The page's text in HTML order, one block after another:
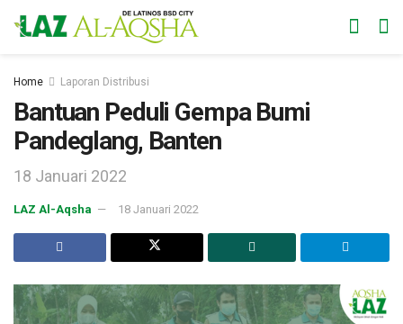
Home Laporan Distribusi
Bantuan Peduli Gempa Bumi
Pandeglang, Banten
18 Januari 2022
LAZ Al-Aqsha 18 Januari 2022